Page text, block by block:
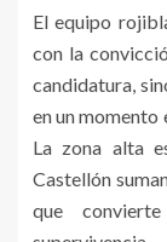
El equipo
con la
candidatura,
en un momento
La zona alta
Castellón
que